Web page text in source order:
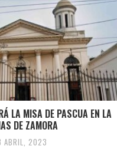
LA MISA DE PASCUA EN LA
DE ZAMORA
ABRIL, 2023